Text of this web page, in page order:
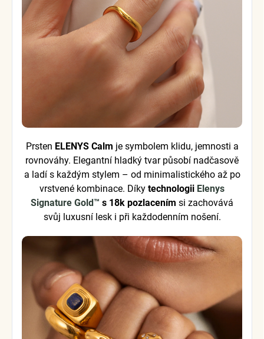
Prsten ELENYS Calm je symbolem klidu, jemnosti a
rovnováhy. Elegantní hladký tvar působí nadčasově
a ladí s každým stylem – od minimalistického až po
vrstvené kombinace. Díky technologii Elenys
Signature Gold™ s 18k pozlacením si zachovává
svůj luxusní lesk i při každodenním nošení.